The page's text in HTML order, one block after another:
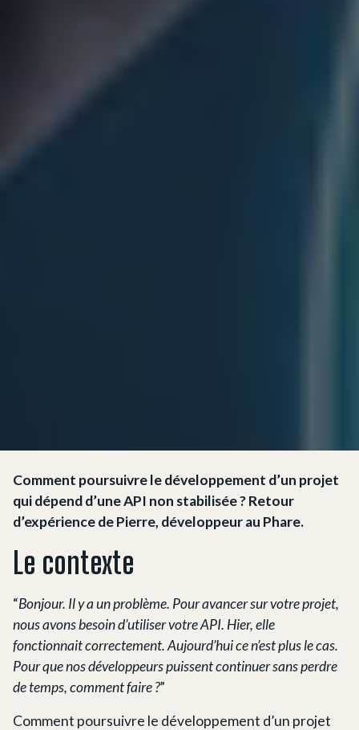
Comment poursuivre le développement d’un projet
qui dépend d’une API non stabilisée ? Retour
d’expérience de Pierre, développeur au Phare.
Le contexte
“Bonjour. Il y a un problème. Pour avancer sur votre projet,
nous avons besoin d’utiliser votre API. Hier, elle
fonctionnait correctement. Aujourd’hui ce n’est plus le cas.
Pour que nos développeurs puissent continuer sans perdre
de temps, comment faire ?”
Comment poursuivre le développement d’un projet